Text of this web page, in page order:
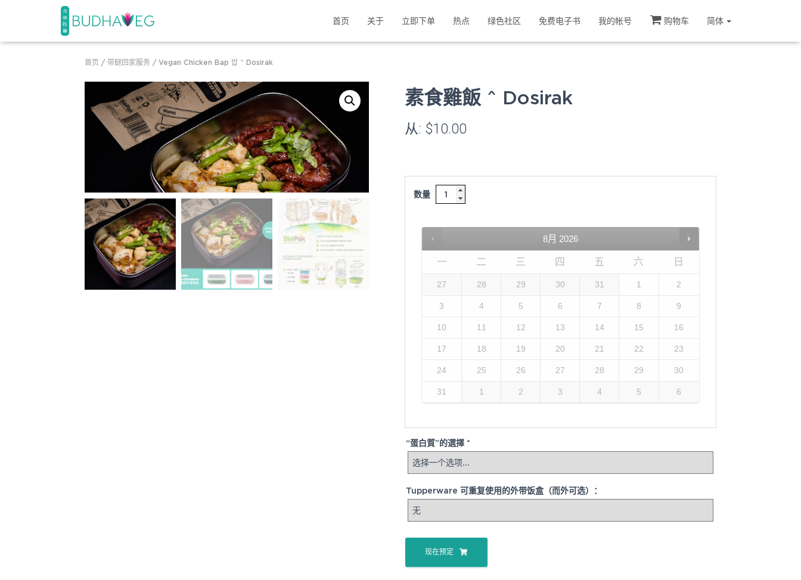
首页 关于 立即下单 热点 绿色社区 免费电子书 我的帐号 购物车 简体
首页 / 带餸回家服务 / Vegan Chicken Bap 밥 ^ Dosirak
素食雞飯 ^ Dosirak
从: $10.00
数量
8月 2026
一 二 三 四 五 六 日
27 28 29 30 31 1 2
3 4 5 6 7 8 9
10 11 12 13 14 15 16
17 18 19 20 21 22 23
24 25 26 27 28 29 30
31 1 2 3 4 5 6
“蛋白質”的選擇 *
Tupperware 可重复使用的外带饭盒（而外可选）：
现在预定